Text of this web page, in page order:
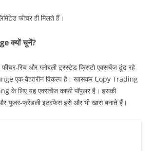
फीचर ही मिलते हैं।
क्यों चुनें?
रिच और ग्लोबली ट्रस्टेड क्रिप्टो एक्सचेंज ढूंढ रहे
एक बेहतरीन विकल्प है। खासकर Copy Trading
के लिए यह एक्सचेंज काफी पॉपुलर है। इसकी
और यूजर-फ्रेंडली इंटरफेस इसे और भी खास बनाते हैं।